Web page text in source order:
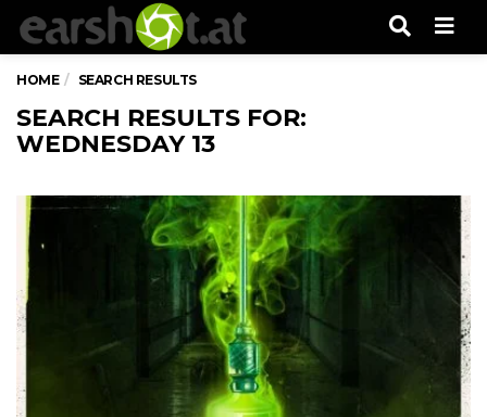
HOME SEARCH RESULTS
SEARCH RESULTS FOR:
WEDNESDAY 13